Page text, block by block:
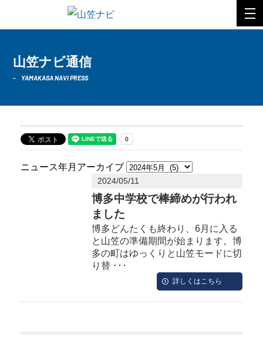
山笠ナビ通信
YAMAKASA NAVI PRESS
ニュース年月アーカイブ
2024/05/11
博多中学校で棒締めが行われ
ました
博多どんたくも終わり、6月に入る
と山笠の準備期間が始まります。博
多の町はゆっくりと山笠モードに切
り替 ･･･
詳しくはこちら